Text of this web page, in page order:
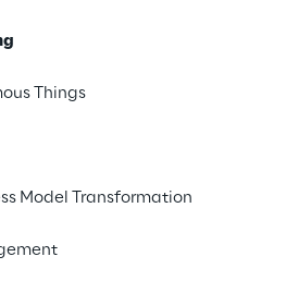
Things
Model Transformation